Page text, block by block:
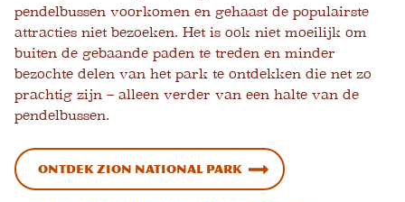
pendelbussen voorkomen en gehaast de populairste
attracties niet bezoeken. Het is ook niet moeilijk om
buiten de gebaande paden te treden en minder
bezochte delen van het park te ontdekken die net zo
prachtig zijn – alleen verder van een halte van de
pendelbussen.
ONTDEK ZION NATIONAL PARK